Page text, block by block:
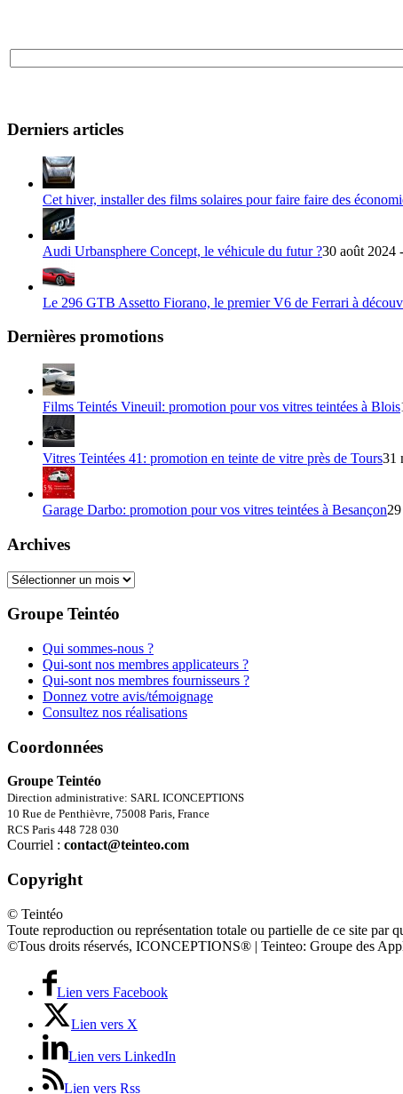
Derniers articles
Cet hiver, installer des films solaires pour faire faire des
Audi Urbansphere Concept, le véhicule du futur ?30 août 2024
Le 296 GTB Assetto Fiorano, le premier V6 de Ferrari à
Dernières promotions
Films Teintés Vineuil: promotion pour vos vitres teintées à Blois
Vitres Teintées 41: promotion en teinte de vitre près de Tours31
Garage Darbo: promotion pour vos vitres teintées à Besançon
Archives
Archives
Groupe Teintéo
Qui sommes-nous ?
Qui-sont nos membres applicateurs ?
Qui-sont nos membres fournisseurs ?
Donnez votre avis/témoignage
Consultez nos réalisations
Coordonnées
Groupe Teintéo
Direction administrative: SARL ICONCEPTIONS
10 Rue de Penthièvre, 75008 Paris, France
RCS Paris 448 728 030
Courriel : contact@teinteo.com
Copyright
© Teintéo
Toute reproduction ou représentation totale ou partielle de ce site par
©Tous droits réservés, ICONCEPTIONS® | Teinteo: Groupe des
Lien vers Facebook
Lien vers X
Lien vers LinkedIn
Lien vers Rss